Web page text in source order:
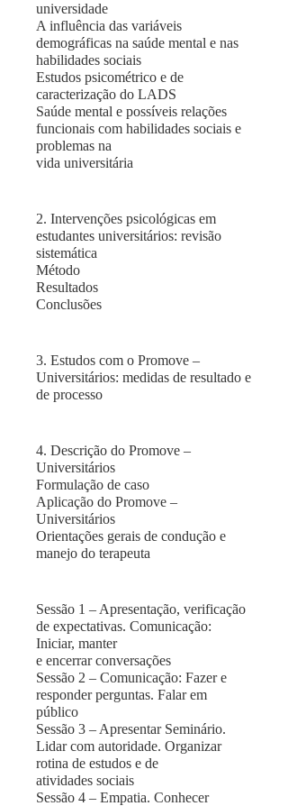
universidade
A influência das variáveis
demográficas na saúde mental e nas
habilidades sociais
Estudos psicométrico e de
caracterização do LADS
Saúde mental e possíveis relações
funcionais com habilidades sociais e
problemas na
vida universitária
2. Intervenções psicológicas em
estudantes universitários: revisão
sistemática
Método
Resultados
Conclusões
3. Estudos com o Promove –
Universitários: medidas de resultado e
de processo
4. Descrição do Promove –
Universitários
Formulação de caso
Aplicação do Promove –
Universitários
Orientações gerais de condução e
manejo do terapeuta
Sessão 1 – Apresentação, verificação
de expectativas. Comunicação:
Iniciar, manter
e encerrar conversações
Sessão 2 – Comunicação: Fazer e
responder perguntas. Falar em
público
Sessão 3 – Apresentar Seminário.
Lidar com autoridade. Organizar
rotina de estudos e de
atividades sociais
Sessão 4 – Empatia. Conhecer